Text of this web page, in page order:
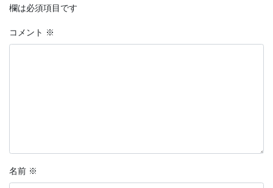
欄は必須項目です
コメント ※
名前 ※